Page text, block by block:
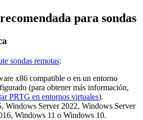
para sondas
sondas remotas:
x86 compatible o en un entorno
(para obtener más información,
PRTG en entornos virtuales).
Windows Server 2022, Windows Server
Windows 11 o Windows 10.